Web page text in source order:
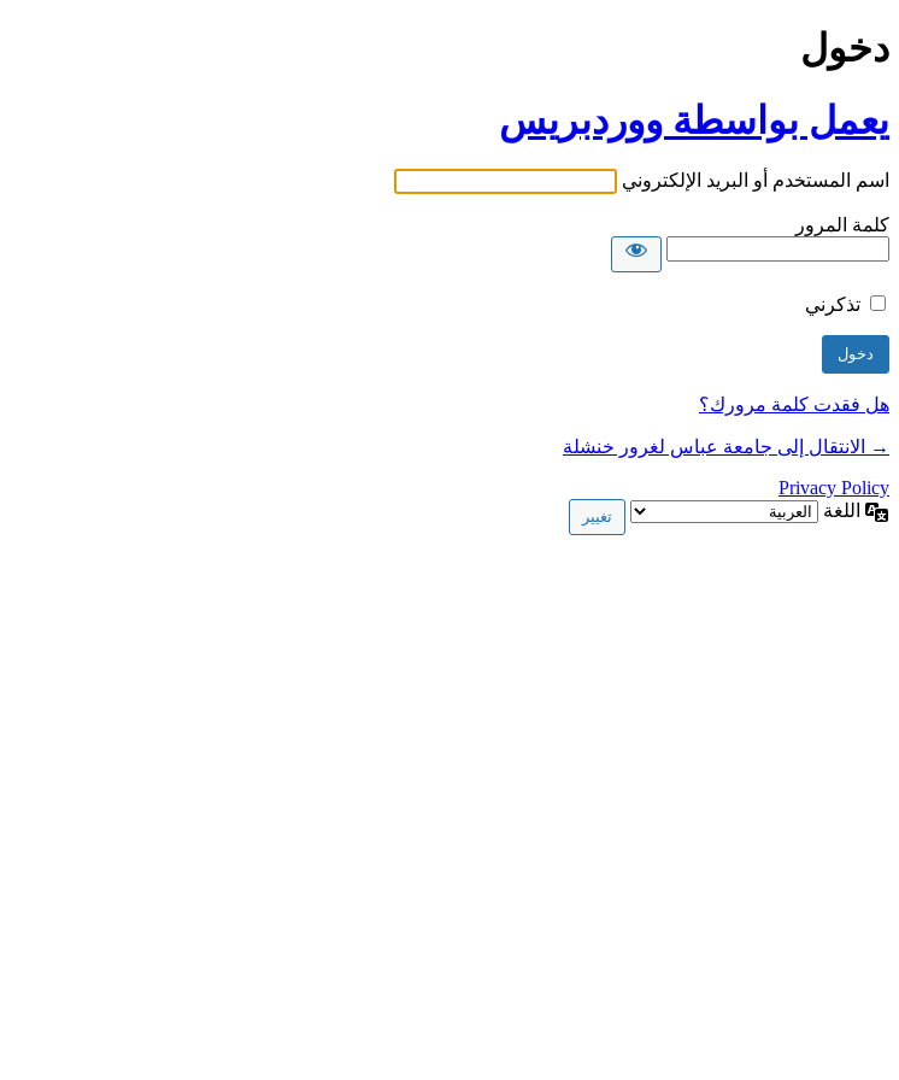
دخول
يعمل بواسطة ووردبريس
اسم المستخدم أو البريد الإلكتروني
كلمة المرور
تذكرني
هل فقدت كلمة مرورك؟
→ الانتقال إلى جامعة عباس لغرور خنشلة
Privacy Policy
اللغة